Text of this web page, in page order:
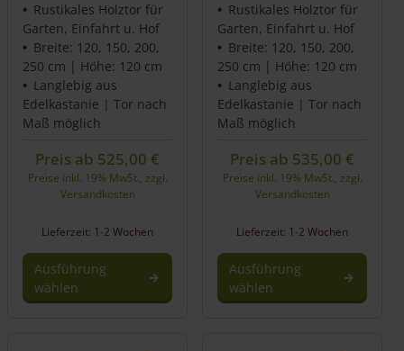
Rustikales Holztor für
Garten, Einfahrt u. Hof
Breite: 120, 150, 200,
250 cm | Höhe: 120 cm
Langlebig aus
Edelkastanie | Tor nach
Maß möglich
Preis ab 525,00 €
Preise inkl. 19% MwSt., zzgl.
Versandkosten
Lieferzeit: 1-2 Wochen
Ausführung
wählen
Rustikales Holztor für
Garten, Einfahrt u. Hof
Breite: 120, 150, 200,
250 cm | Höhe: 120 cm
Langlebig aus
Edelkastanie | Tor nach
Maß möglich
Preis ab 535,00 €
Preise inkl. 19% MwSt., zzgl.
Versandkosten
Lieferzeit: 1-2 Wochen
Ausführung
wählen